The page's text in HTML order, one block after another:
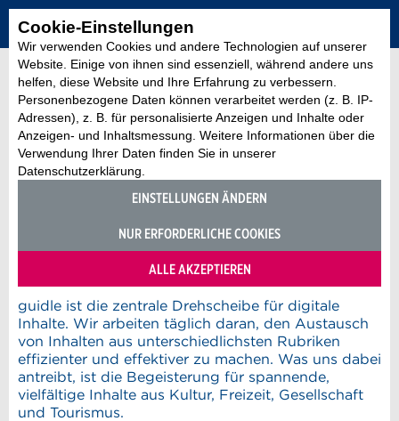
Cookie-Einstellungen
Wir verwenden Cookies und andere Technologien auf unserer
Website. Einige von ihnen sind essenziell, während andere uns
helfen, diese Website und Ihre Erfahrung zu verbessern.
Personenbezogene Daten können verarbeitet werden (z. B. IP-
Adressen), z. B. für personalisierte Anzeigen und Inhalte oder
Anzeigen- und Inhaltsmessung. Weitere Informationen über die
Verwendung Ihrer Daten finden Sie in unserer
Datenschutzerklärung.
EINSTELLUNGEN ÄNDERN
NUR ERFORDERLICHE COOKIES
ALLE AKZEPTIEREN